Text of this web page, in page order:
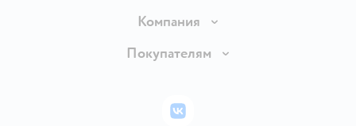
Доставка и оплата
Правила продажи
Политика использования файлов cookie
Компания
Вакансии
Покупателям
Бонусные карты
ВКонтакте